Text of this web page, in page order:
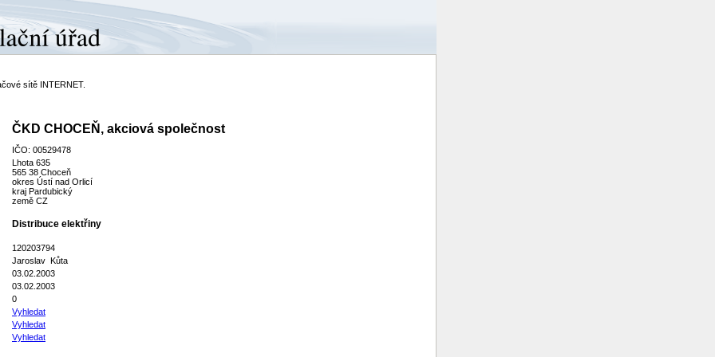
sítě INTERNET.
ČKD CHOCEŇ, akciová společnost
IČO: 00529478
Lhota 635
565 38 Choceň
okres Ústí nad Orlicí
kraj Pardubický
země CZ
Distribuce elektřiny
120203794
Jaroslav Kůta
03.02.2003
03.02.2003
0
Vyhledat
Vyhledat
Vyhledat